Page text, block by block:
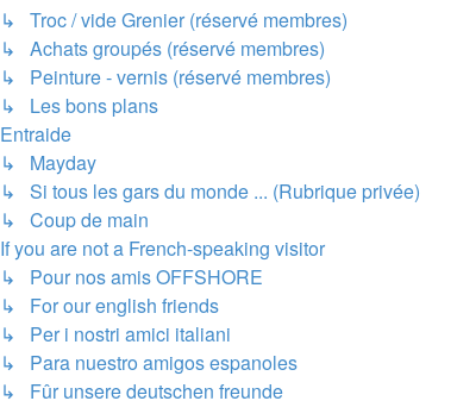
↳ Troc / vide Grenier (réservé membres)
↳ Achats groupés (réservé membres)
↳ Peinture - vernis (réservé membres)
↳ Les bons plans
Entraide
↳ Mayday
↳ Si tous les gars du monde ... (Rubrique privée)
↳ Coup de main
If you are not a French-speaking visitor
↳ Pour nos amis OFFSHORE
↳ For our english friends
↳ Per i nostri amici italiani
↳ Para nuestro amigos espanoles
↳ Fûr unsere deutschen freunde